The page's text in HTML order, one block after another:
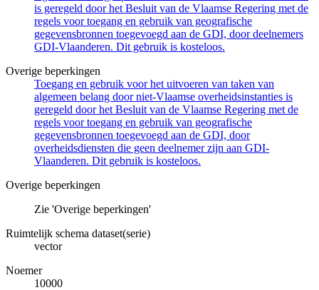
is geregeld door het Besluit van de Vlaamse Regering met de
regels voor toegang en gebruik van geografische
gegevensbronnen toegevoegd aan de GDI, door deelnemers
GDI-Vlaanderen. Dit gebruik is kosteloos.
Overige beperkingen
Toegang en gebruik voor het uitvoeren van taken van
algemeen belang door niet-Vlaamse overheidsinstanties is
geregeld door het Besluit van de Vlaamse Regering met de
regels voor toegang en gebruik van geografische
gegevensbronnen toegevoegd aan de GDI, door
overheidsdiensten die geen deelnemer zijn aan GDI-
Vlaanderen. Dit gebruik is kosteloos.
Overige beperkingen
Zie 'Overige beperkingen'
Ruimtelijk schema dataset(serie)
vector
Noemer
10000